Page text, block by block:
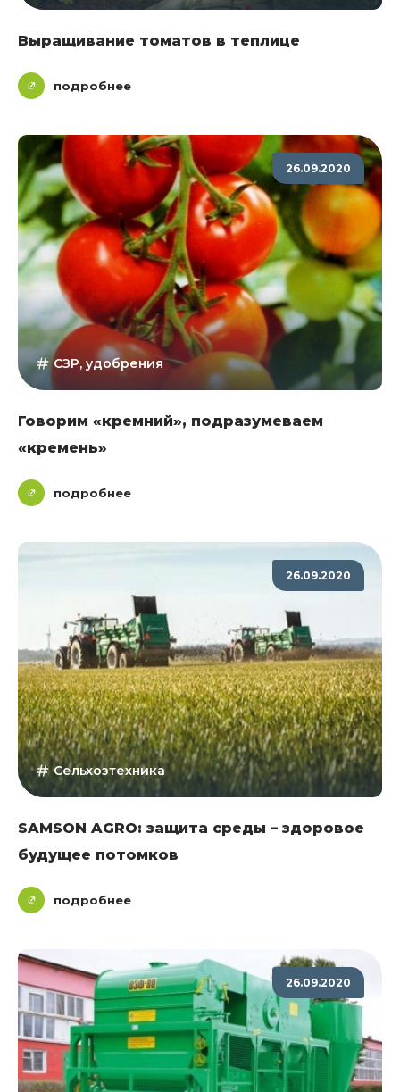
Выращивание томатов в теплице
подробнее
26.09.2020
СЗР, удобрения
Говорим «кремний», подразумеваем
«кремень»
подробнее
26.09.2020
Сельхозтехника
SAMSON AGRO: защита среды – здоровое
будущее потомков
подробнее
26.09.2020